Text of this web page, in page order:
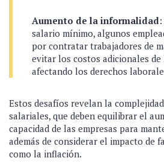
Aumento de la informalidad
salario mínimo, algunos
por contratar trabajadores de
evitar los costos adicionales
afectando los derechos
Estos desafíos revelan la
salariales, que deben equilibrar el
capacidad de las empresas para
además de considerar el impacto de
como la inflación.